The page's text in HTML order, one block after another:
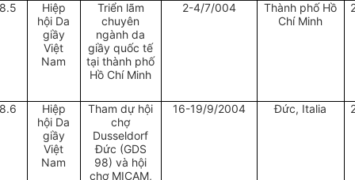
Hiệp
hội Da
giầy
Việt
Nam
Triển lãm
chuyên
ngành da
giầy quốc tế
tại thành phố
Hồ Chí Minh
2-4/7/004
Thành phố Hồ
Chí Minh
Hiệp
hội Da
giầy
Việt
Nam
Tham dự hội
chợ
Dusseldorf
Đức (GDS
98) và hội
chợ MICAM,
16-19/9/2004 Đức, Italia